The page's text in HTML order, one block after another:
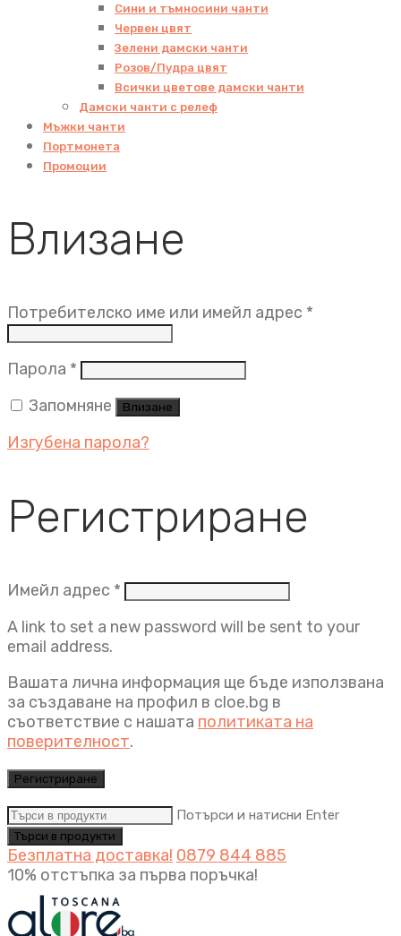
Сини и тъмносини чанти
Червен цвят
Зелени дамски чанти
Розов/Пудра цвят
Всички цветове дамски чанти
Дамски чанти с релеф
Мъжки чанти
Портмонета
Промоции
Влизане
Потребителско име или имейл адрес *
Парола * Задължително
Запомняне
Влизане
Изгубена парола?
Регистриране
Имейл адрес * Задължително
A link to set a new password will be sent to your
email address.
Вашата лична информация ще бъде използвана
за създаване на профил в cloe.bg в
съответствие с нашата политиката на
поверителност.
Регистриране
Потърси и натисни Enter
Безплатна доставка! 0879 844 885
10% отстъпка за първа поръчка!